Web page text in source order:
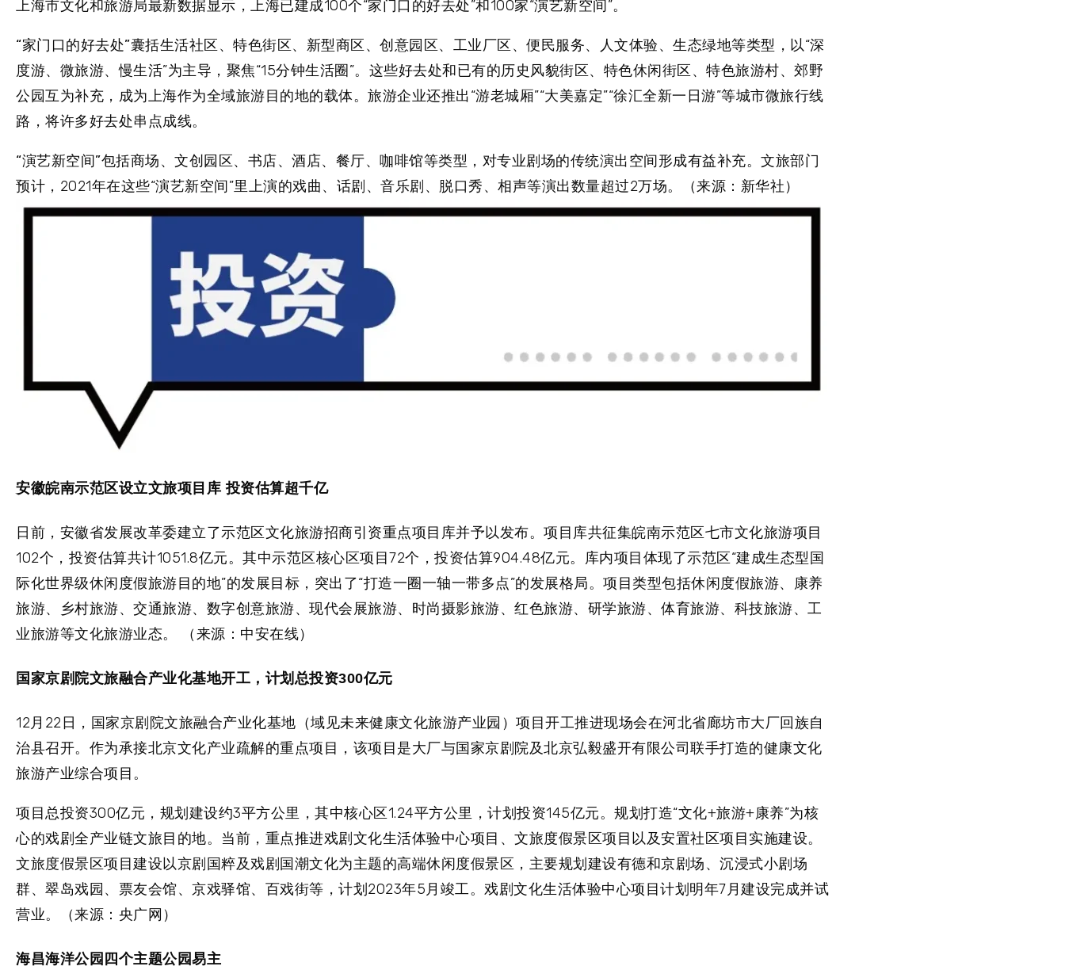
上海市文化和旅游局最新数据显示，上海已建成100个“家门口的好去处”和100家“演艺新空间”。
“家门口的好去处”囊括生活社区、特色街区、新型商区、创意园区、工业厂区、便民服务、人文体验、生态绿地等类型 ，以“深
度游、微旅游、慢生活”为主导，聚焦“15分钟生活圈”。这些好去处和已有的历史风貌街区、特色休闲街区、特色旅游村、郊野
公园互为补充，成为上海作为全域旅游目的地的载体。旅游企业还推出“游老城厢”“大美嘉定”“徐汇全新一日游”等城市微旅行线
路，将许多好去处串点成线。
“演艺新空间”包括商场、文创园区、书店、酒店、餐厅、咖啡馆等类型 ，对专业剧场的传统演出空间形成有益补充。文旅部门
预计，2021年在这些“演艺新空间”里上演的戏曲、话剧、音乐剧、脱口秀、相声等演出数量超过2万场。（来源：新华社）
安徽皖南示范区设立文旅项目库 投资估算超千亿
日前，安徽省发展改革委建立了示范区文化旅游招商引资重点项目库并予以发布。项目库共征集皖南示范区七市文化旅游项目
102个，投资估算共计1051.8亿元。其中示范区核心区项目72个，投资估算904.48亿元。库内项目体现了示范区“建成生态型国
际化世界级休闲度假旅游目的地”的发展目标，突出了“打造一圈一轴一带多点”的发展格局。项目类型包括休闲度假旅游、康养
旅游、乡村旅游、交通旅游、数字创意旅游、现代会展旅游、时尚摄影旅游、红色旅游、研学旅游、体育旅游、科技旅游、工
业旅游等文化旅游业态。 （来源：中安在线）
国家京剧院文旅融合产业化基地开工，计划总投资300亿元
12月22日，国家京剧院文旅融合产业化基地（域见未来健康文化旅游产业园）项目开工推进现场会在河北省廊坊市大厂回族自
治县召开。作为承接北京文化产业疏解的重点项目，该项目是大厂与国家京剧院及北京弘毅盛开有限公司联手打造的健康文化
旅游产业综合项目。
项目总投资300亿元，规划建设约3平方公里，其中核心区1.24平方公里，计划投资145亿元。规划打造“文化+旅游+康养”为核
心的戏剧全产业链文旅目的地。当前，重点推进戏剧文化生活体验中心项目、文旅度假景区项目以及安置社区项目实施建设。
文旅度假景区项目建设以京剧国粹及戏剧国潮文化为主题的高端休闲度假景区，主要规划建设有德和京剧场、沉浸式小剧场
群、翠岛戏园、票友会馆、京戏驿馆、百戏街等，计划2023年5月竣工。戏剧文化生活体验中心项目计划明年7月建设完成并试
营业。（来源：央广网）
海昌海洋公园四个主题公园易主